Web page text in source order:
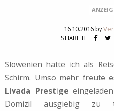
16.10.2016 by
SHARE IT
Slowenien hatte ich als
Schirm. Umso mehr freute
Livada Prestige
Domizil ausgiebig